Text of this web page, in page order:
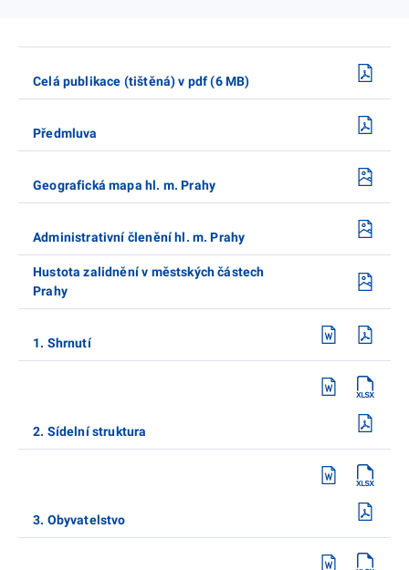
Celá publikace (tištěná) v pdf (6 MB)
Předmluva
Geografická mapa hl. m. Prahy
Administrativní členění hl. m. Prahy
Hustota zalidnění v městských částech
Prahy
1. Shrnutí
2. Sídelní struktura
3. Obyvatelstvo